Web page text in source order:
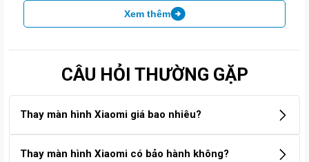
Thay Màn Hình Xiaomi Redmi Note 8
Bạn đang gặp sự cố với màn hình điện thoại Xiaomi? Màn hình
bị vỡ, loang màu, liệt cảm ứng… khiến việc sử dụng trở nên khó
như ban đầu.